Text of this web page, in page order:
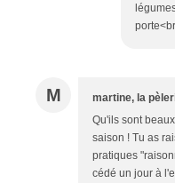
M martine, la
Qu'ils sont
saison ! Tu as
pratiques
cédé un jour à